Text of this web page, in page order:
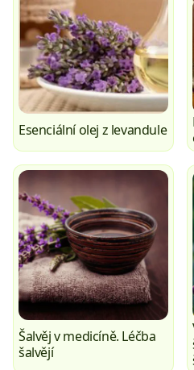
Esenciální olej z levandule
Šalvěj v medicíně. Léčba
šalvějí